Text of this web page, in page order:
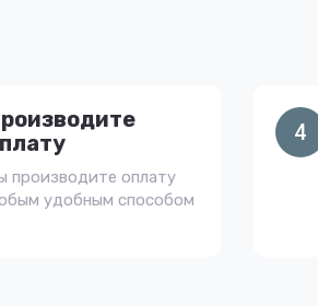
производите оплату
удобным способом
4